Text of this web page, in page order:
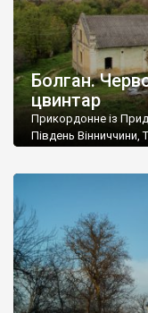
Болган.
цвинтар
Прикордонне із
Південь Вінниччини,
старовинний
збереглися,
мовою. За всіма
український. Хрести
роках Болган […]